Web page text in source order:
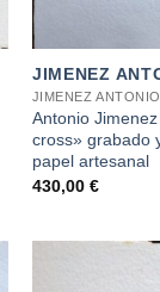
JIMENEZ
JIMENEZ ANTONIO
Antonio
cross» grabado
papel artesanal
430,00 €